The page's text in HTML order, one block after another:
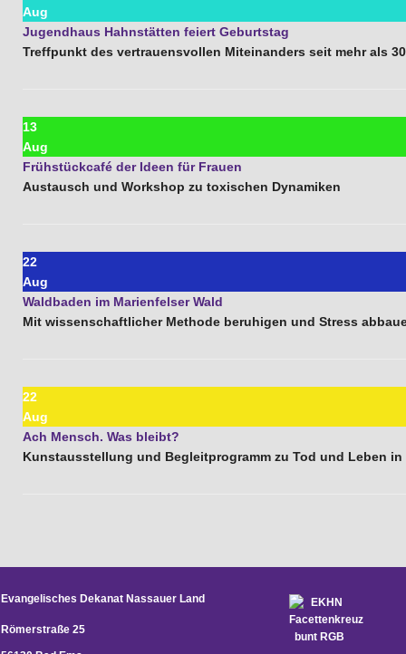
Aug
Jugendhaus Hahnstätten feiert Geburtstag
Treffpunkt des vertrauensvollen Miteinanders seit mehr als
13
Aug
Frühstückcafé der Ideen für Frauen
Austausch und Workshop zu toxischen Dynamiken
22
Aug
Waldbaden im Marienfelser Wald
Mit wissenschaftlicher Methode beruhigen und Stress
22
Aug
Ach Mensch. Was bleibt?
Kunstausstellung und Begleitprogramm zu Tod und Leben in
Evangelisches Dekanat Nassauer Land
Römerstraße 25